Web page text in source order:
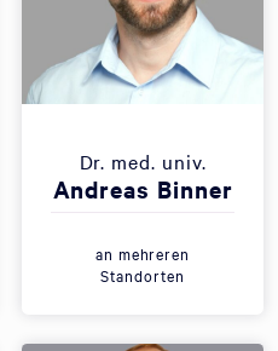
Dr. med. univ.
Andreas Binner
an mehreren
Standorten